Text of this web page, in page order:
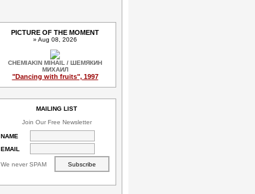
PICTURE OF THE MOMENT
» Aug 08, 2026
CHEMIAKIN MIHAIL / ШЕМЯКИН
МИХАИЛ
"Dancing with fruits", 1997
MAILING LIST
Join Our Free Newsletter
NAME
EMAIL
We never SPAM